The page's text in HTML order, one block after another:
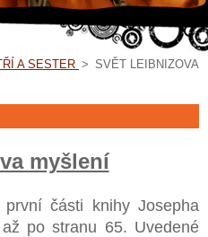
A SESTER > SVĚT LEIBNIZOVA
myšlení
části knihy Josepha
po stranu 65. Uvedené